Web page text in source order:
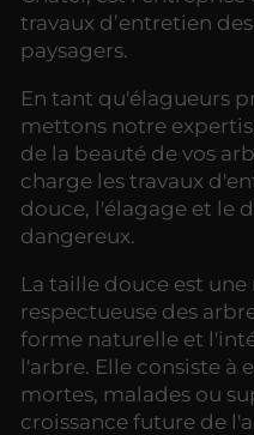
travaux d’entretien
paysagers.
En tant qu'élagueurs
mettons notre
de la beauté de vos
charge les travaux
douce, l'élagage et le
dangereux.
La taille douce est
respectueuse des
forme naturelle et
l'arbre. Elle consiste à
mortes, malades ou
croissance future de